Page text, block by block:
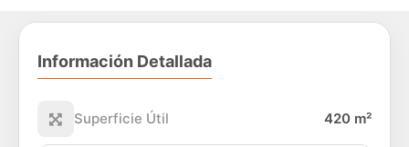
Información Detallada
Superficie Útil 420 m²